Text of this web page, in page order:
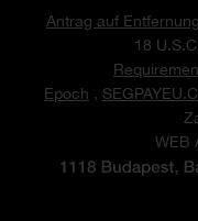
Antrag auf
18
Epoch ,
WEB